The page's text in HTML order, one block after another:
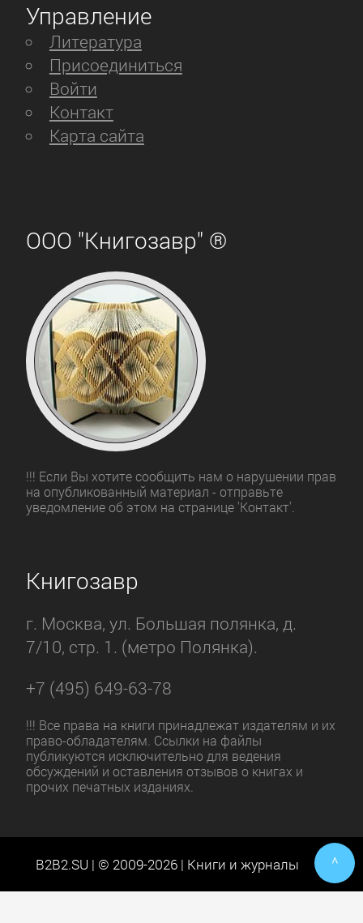
Управление
Литература
Присоединиться
Войти
Контакт
Карта сайта
ООО "Книгозавр" ®
!!! Если Вы хотите сообщить нам о нарушении прав
на опубликованный материал - отправьте
уведомление об этом на странице 'Контакт'.
Книгозавр
г. Москва, ул. Большая полянка, д.
7/10, стр. 1. (метро Полянка).
+7 (495) 649-63-78
!!! Все права на книги принадлежат издателям и их
право-обладателям. Ссылки на файлы
публикуются исключительно для ведения
обсуждений и оставления отзывов о книгах и
прочих печатных изданиях.
B2B2.SU | © 2009-2026 | Книги и журналы ^